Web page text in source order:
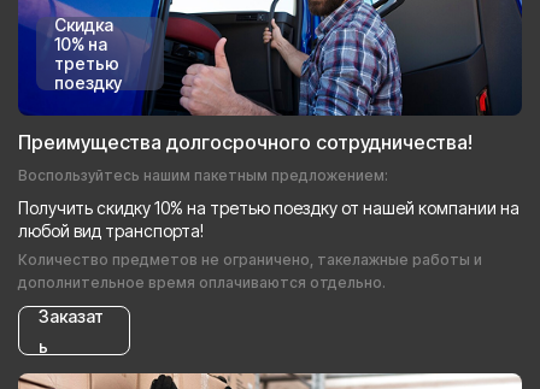
Скидка
10% на
третью
поездку
Преимущества долгосрочного сотрудничества!
Воспользуйтесь нашим пакетным предложением:
Получить скидку 10% на третью поездку от нашей компании на
любой вид транспорта!
Количество предметов не ограничено, такелажные работы и
дополнительное время оплачиваются отдельно.
Заказат
ь